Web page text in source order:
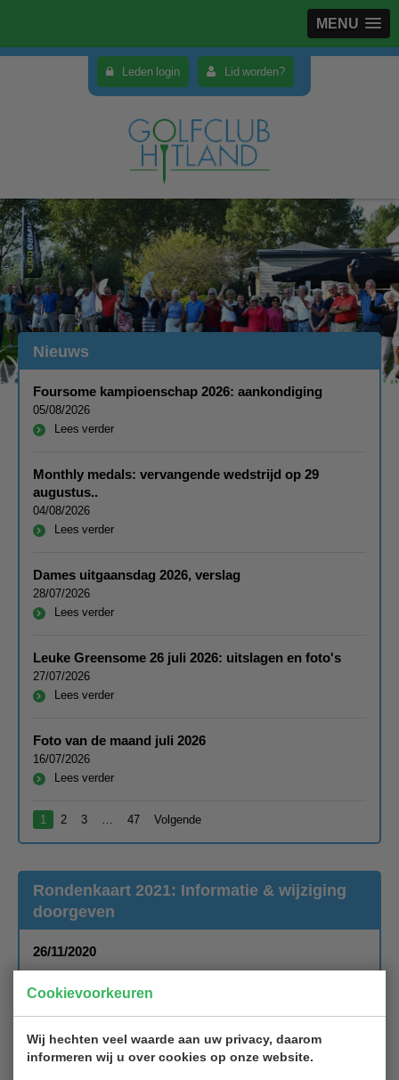
MENU
Cookievoorkeuren
Wij hechten veel waarde aan uw privacy, daarom
informeren wij u over cookies op onze website.
Leden login Lid worden?
Nieuws
Foursome kampioenschap 2026: aankondiging
05/08/2026
Lees verder
Monthly medals: vervangende wedstrijd op 29
augustus..
04/08/2026
Lees verder
Dames uitgaansdag 2026, verslag
28/07/2026
Lees verder
Leuke Greensome 26 juli 2026: uitslagen en foto's
27/07/2026
Lees verder
Foto van de maand juli 2026
16/07/2026
Lees verder
1 2 3 47 Volgende
Rondenkaart 2021: Informatie & wijziging
doorgeven
26/11/2020
Ben je lid van golfclub Hitland en wil je een andere rondenkaart in
Dit kan via het online formulier, welke je in de e-mail hebt